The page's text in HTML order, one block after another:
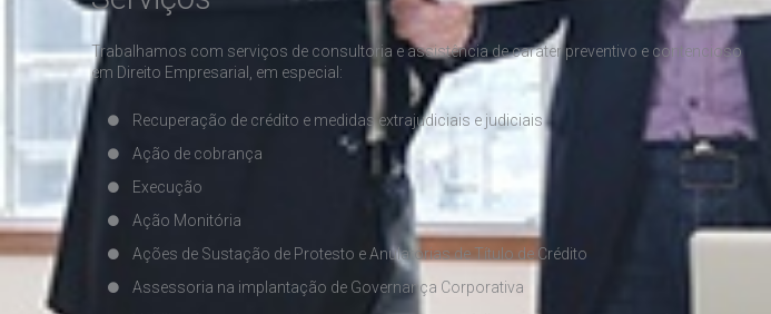
Trabalhamos com serviços de consultoria e assistência de caráter preventivo e contencioso
em Direito Empresarial, em especial:
Recuperação de crédito e medidas extrajudiciais e judiciais
Ação de cobrança
Execução
Ação Monitória
Ações de Sustação de Protesto e Anulatórias de Título de Crédito
Assessoria na implantação de Governança Corporativa